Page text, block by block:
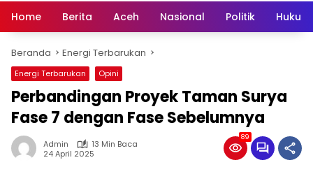
Home Berita Aceh Nasional Politik
Beranda Energi Terbarukan
Energi Terbarukan Opini
Perbandingan Proyek Taman Surya
Fase 7 dengan Fase Sebelumnya
Admin
13 Min Baca
24 April 2025
89